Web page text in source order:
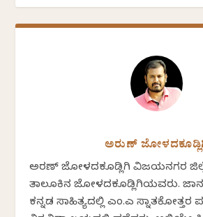
ಅರುಣ್
ಅರಣ್ ಜೋಳದಕೂಡ್ಲಿಗಿ ವಿಜಯನಗರ
ತಾಲೂಕಿನ ಜೋಳದಕೂಡ್ಲಿಗಿಯವರು.
ಕನ್ನಡ ಸಾಹಿತ್ಯದಲ್ಲಿ ಎಂ.ಎ ಸ್ನಾತಕೋತ್ತರ